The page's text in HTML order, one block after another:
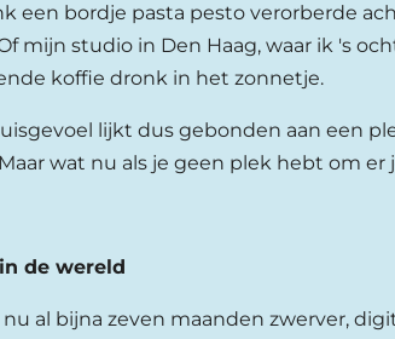
een bordje pasta pesto verorberde
mijn studio in Den Haag, waar ik 's
koffie dronk in het zonnetje.
lijkt dus gebonden aan een
wat nu als je geen plek hebt om er
de wereld
al bijna zeven maanden zwerver,